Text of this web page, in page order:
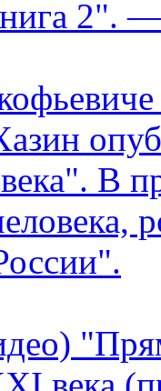
2".
В